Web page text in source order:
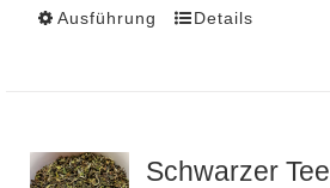
Ausführung
Dieses
auf.
Details
Schwarzer Tee